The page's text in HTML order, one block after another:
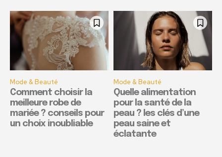
Mode & Beauté
Comment choisir la
meilleure robe de
mariée ? conseils pour
un choix inoubliable
Mode & Beauté
Quelle alimentation
pour la santé de la
peau ? les clés d’une
peau saine et
éclatante